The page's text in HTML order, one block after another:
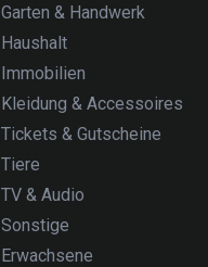
Garten & Handwerk
Haushalt
Immobilien
Kleidung & Accessoires
Tickets & Gutscheine
Tiere
TV & Audio
Sonstige
Erwachsene